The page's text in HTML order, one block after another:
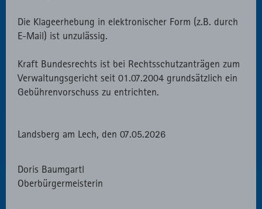
Die Klageerhebung in elektronischer Form (z.B. durch
E-Mail) ist unzulässig.
Kraft Bundesrechts ist bei Rechtsschutzanträgen zum
Verwaltungsgericht seit 01.07.2004 grundsätzlich ein
Gebührenvorschuss zu entrichten.
Landsberg am Lech, den 07.05.2026
Doris Baumgartl
Oberbürgermeisterin